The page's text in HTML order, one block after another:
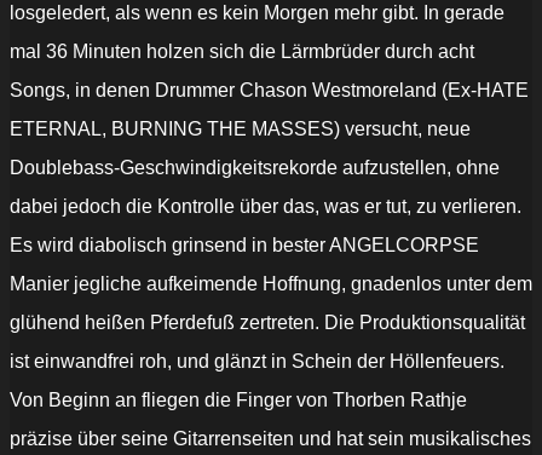
losgeledert, als wenn es kein Morgen mehr gibt. In gerade
mal 36 Minuten holzen sich die Lärmbrüder durch acht
Songs, in denen Drummer Chason Westmoreland (Ex-HATE
ETERNAL, BURNING THE MASSES) versucht, neue
Doublebass-Geschwindigkeitsrekorde aufzustellen, ohne
dabei jedoch die Kontrolle über das, was er tut, zu verlieren.
Es wird diabolisch grinsend in bester ANGELCORPSE
Manier jegliche aufkeimende Hoffnung, gnadenlos unter dem
glühend heißen Pferdefuß zertreten. Die Produktionsqualität
ist einwandfrei roh, und glänzt in Schein der Höllenfeuers.
Von Beginn an fliegen die Finger von Thorben Rathje
präzise über seine Gitarrenseiten und hat sein musikalisches